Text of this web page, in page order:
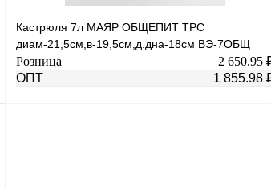
Кастрюля 7л МАЯР ОБЩЕПИТ ТРС
диам-21,5см,в-19,5см,д.дна-18см ВЭ-7ОБЩ
Розница
2 650.95
ОПТ
1 855.98